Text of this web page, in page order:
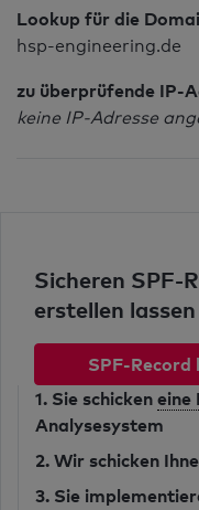
Lookup für die
hsp-engineering.de
zu überprüfende IP-
keine IP-Adresse
Sicheren SPF-
erstellen
SPF-Record
1. Sie schicken eine
Analysesystem
2. Wir schicken
3. Sie